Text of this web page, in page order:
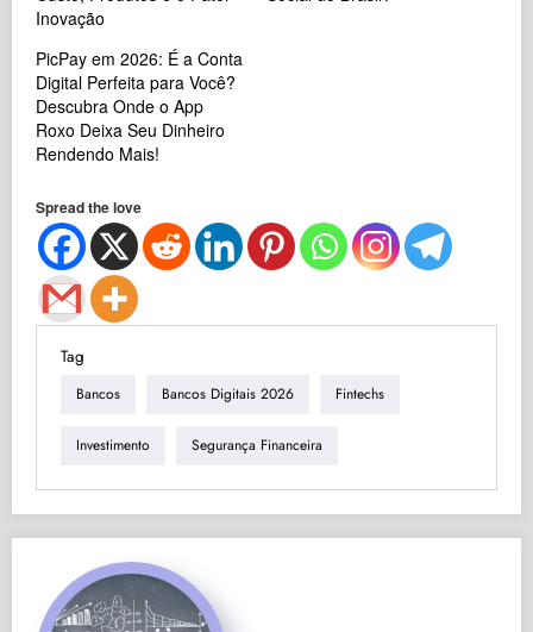
Inovação
PicPay em 2026: É a Conta
Digital Perfeita para Você?
Descubra Onde o App
Roxo Deixa Seu Dinheiro
Rendendo Mais!
Spread the love
Tag
Bancos Bancos Digitais 2026 Fintechs
Investimento Segurança Financeira